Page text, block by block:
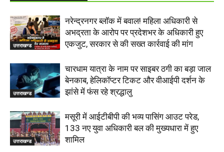
उत्तराखण्ड
नरेन्द्रनगर ब्लॉक में बवाल! महिला अधिकारी से
अभद्रता के आरोप पर प्रदेशभर के अधिकारी हुए
एकजुट, सरकार से की सख्त कार्रवाई की मांग
उत्तराखण्ड
चारधाम यात्रा के नाम पर साइबर ठगी का बड़ा जाल
बेनकाब, हेलिकॉप्टर टिकट और वीआईपी दर्शन के
झांसे में फंस रहे श्रद्धालु
उत्तराखण्ड
मसूरी में आईटीबीपी की भव्य पासिंग आउट परेड,
133 नए युवा अधिकारी बल की मुख्यधारा में हुए
शामिल